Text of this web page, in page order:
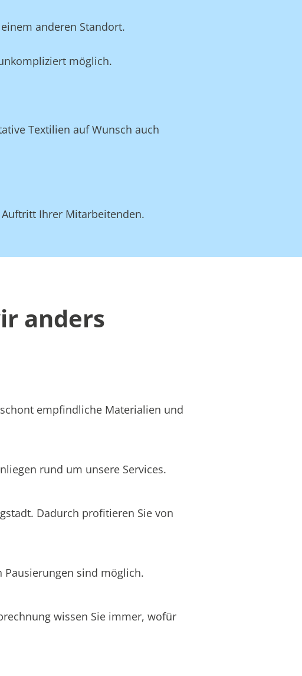
anderen Standort.
möglich.
Textilien auf Wunsch auch
Ihrer Mitarbeitenden.
anders
empfindliche Materialien und
rund um unsere Services.
Dadurch profitieren Sie von
sind möglich.
wissen Sie immer, wofür